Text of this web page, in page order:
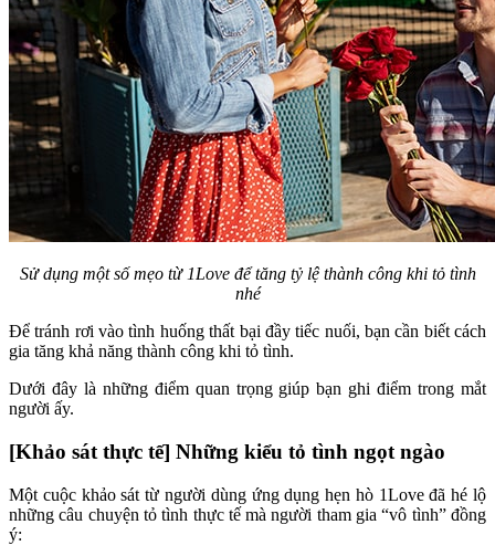
Sử dụng một số mẹo từ 1Love để tăng tỷ lệ thành công khi tỏ tình
nhé
Để tránh rơi vào tình huống thất bại đầy tiếc nuối, bạn cần biết cách
gia tăng khả năng thành công khi tỏ tình.
Dưới đây là những điểm quan trọng giúp bạn ghi điểm trong mắt
người ấy.
[Khảo sát thực tế] Những kiểu tỏ tình ngọt ngào
Một cuộc khảo sát từ người dùng ứng dụng hẹn hò 1Love đã hé lộ
những câu chuyện tỏ tình thực tế mà người tham gia “vô tình” đồng
ý: